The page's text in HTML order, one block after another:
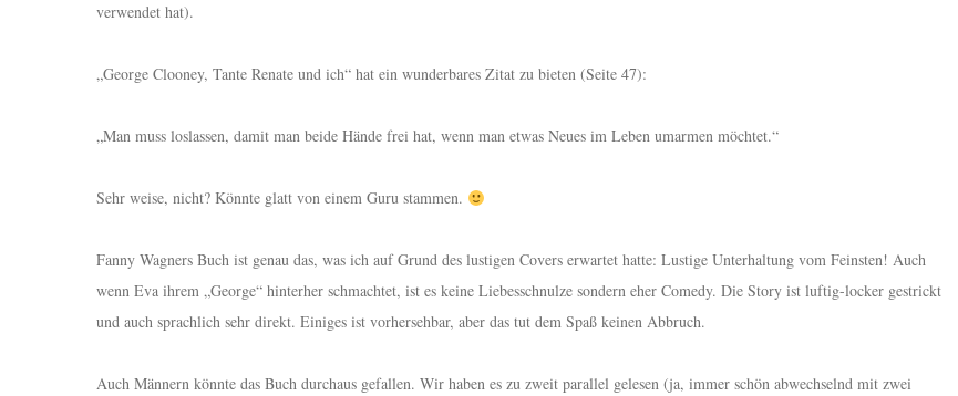
verwendet hat).
„George Clooney, Tante Renate und ich“ hat ein wunderbares Zitat zu bieten (Seite 47):
„Man muss loslassen, damit man beide Hände frei hat, wenn man etwas Neues im Leben umarmen möchtet.“
Sehr weise, nicht? Könnte glatt von einem Guru stammen.
Fanny Wagners Buch ist genau das, was ich auf Grund des lustigen Covers erwartet hatte: Lustige Unterhaltung vom Feinsten! Auch
wenn Eva ihrem „George“ hinterher schmachtet, ist es keine Liebesschnulze sondern eher Comedy. Die Story ist luftig-locker gestrickt
und auch sprachlich sehr direkt. Einiges ist vorhersehbar, aber das tut dem Spaß keinen Abbruch.
Auch Männern könnte das Buch durchaus gefallen. Wir haben es zu zweit parallel gelesen (ja, immer schön abwechselnd mit zwei